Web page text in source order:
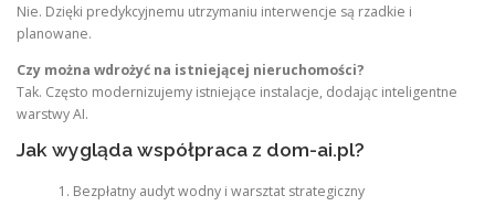
Nie. Dzięki predykcyjnemu utrzymaniu interwencje są rzadkie i
planowane.
Czy można wdrożyć na istniejącej nieruchomości?
Tak. Często modernizujemy istniejące instalacje, dodając inteligentne
warstwy AI.
Jak wygląda współpraca z dom-ai.pl?
Bezpłatny audyt wodny i warsztat strategiczny